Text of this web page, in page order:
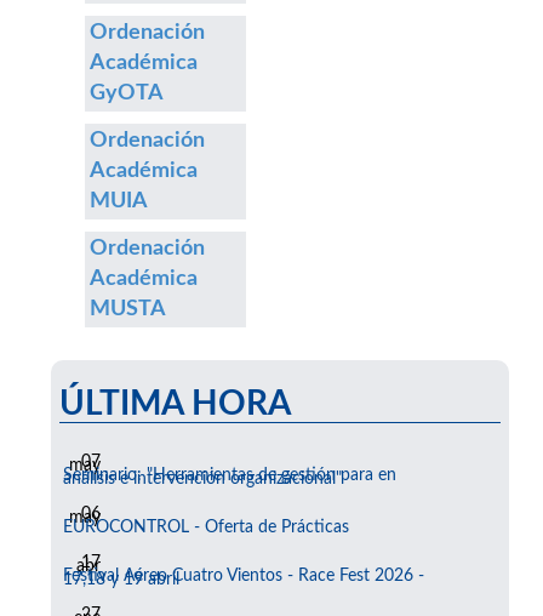
Ordenación
Académica
GyOTA
Ordenación
Académica
MUIA
Ordenación
Académica
MUSTA
ÚLTIMA HORA
07
may
Seminario: "Herramientas de gestión para en
análisis e intervención organizacional"
06
may
EUROCONTROL - Oferta de Prácticas
17
abr
Festival Aéreo Cuatro Vientos - Race Fest 2026 -
17,18 y 19 abril